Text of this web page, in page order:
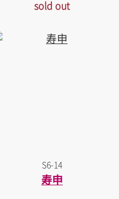
sold out
S6-14
寿申